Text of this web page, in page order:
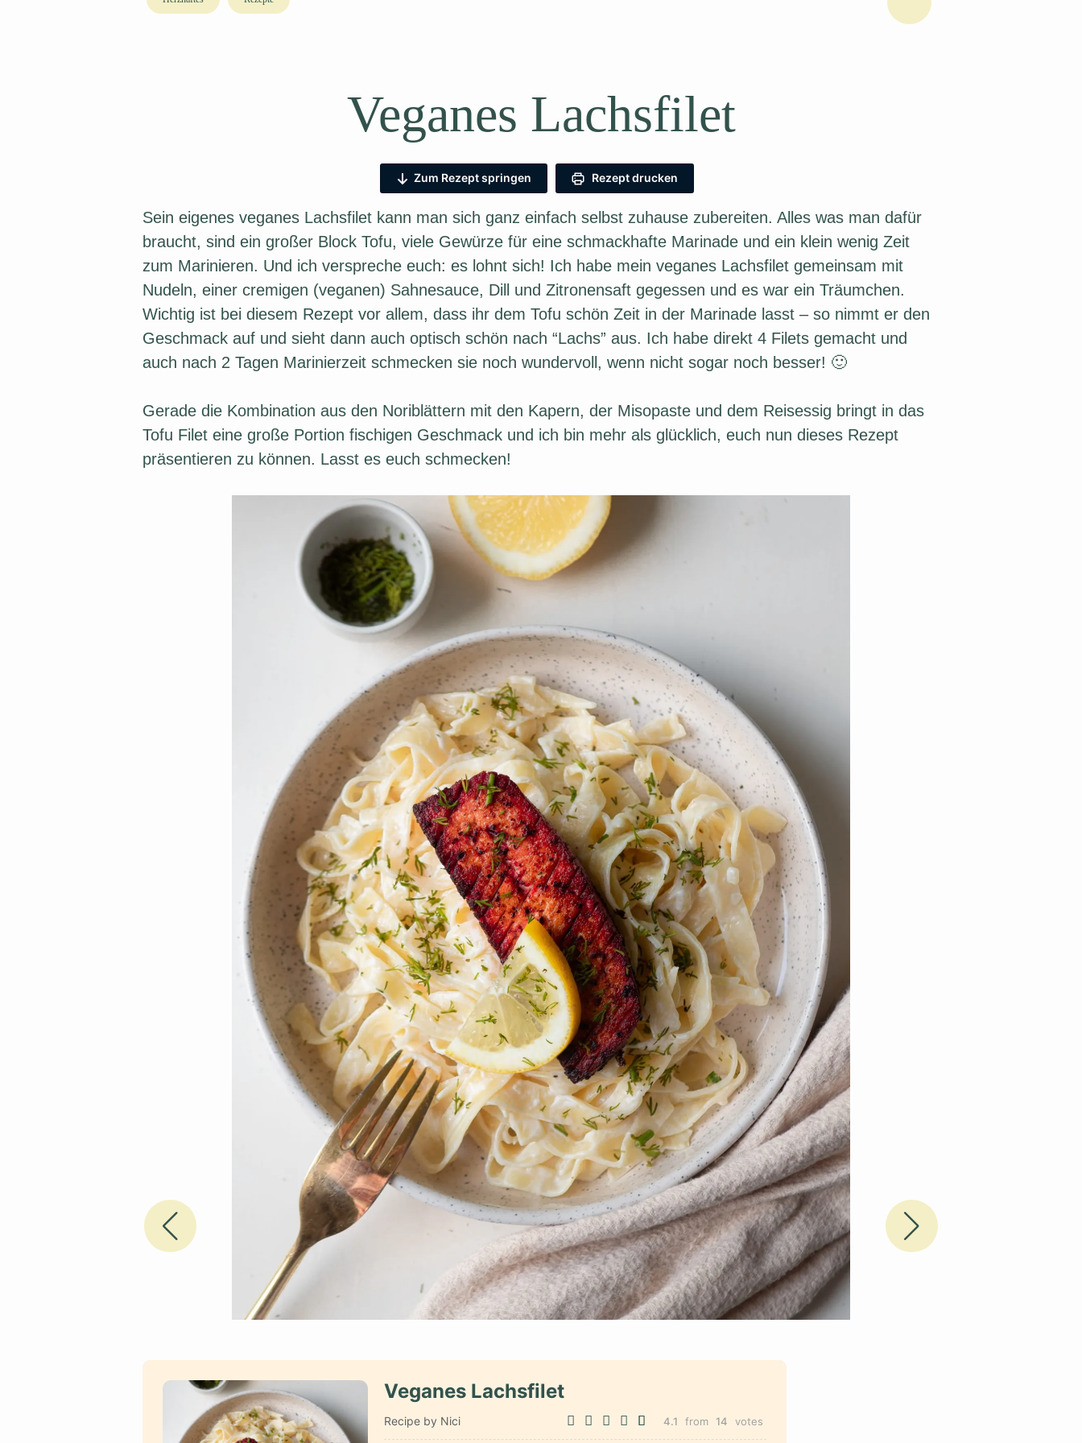
Veganes Lachsfilet
Zum Rezept springen Rezept drucken
Sein eigenes veganes Lachsfilet kann man sich ganz einfach selbst zuhause zubereiten. Alles was man dafür
braucht, sind ein großer Block Tofu, viele Gewürze für eine schmackhafte Marinade und ein klein wenig Zeit
zum Marinieren. Und ich verspreche euch: es lohnt sich! Ich habe mein veganes Lachsfilet gemeinsam mit
Nudeln, einer cremigen (veganen) Sahnesauce, Dill und Zitronensaft gegessen und es war ein Träumchen.
Wichtig ist bei diesem Rezept vor allem, dass ihr dem Tofu schön Zeit in der Marinade lasst – so nimmt er den
Geschmack auf und sieht dann auch optisch schön nach “Lachs” aus. Ich habe direkt 4 Filets gemacht und
auch nach 2 Tagen Marinierzeit schmecken sie noch wundervoll, wenn nicht sogar noch besser! 🙂
Gerade die Kombination aus den Noriblättern mit den Kapern, der Misopaste und dem Reisessig bringt in das
Tofu Filet eine große Portion fischigen Geschmack und ich bin mehr als glücklich, euch nun dieses Rezept
präsentieren zu können. Lasst es euch schmecken!
Veganes Lachsfilet
Recipe by Nici 4.1 from 14 votes